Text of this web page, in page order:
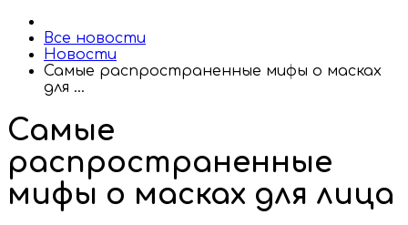
Все новости
Новости
Самые распространенные мифы о масках
для ...
Самые
распространенные
мифы о масках для лица